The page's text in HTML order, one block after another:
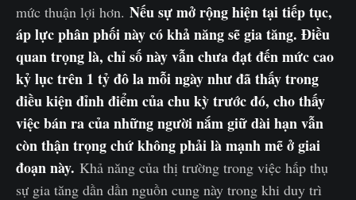
mức thuận lợi hơn. Nếu sự mở rộng hiện tại tiếp tục,
áp lực phân phối này có khả năng sẽ gia tăng. Điều
quan trọng là, chỉ số này vẫn chưa đạt đến mức cao
kỷ lục trên 1 tỷ đô la mỗi ngày như đã thấy trong
điều kiện đỉnh điểm của chu kỳ trước đó, cho thấy
việc bán ra của những người nắm giữ dài hạn vẫn
còn thận trọng chứ không phải là mạnh mẽ ở giai
đoạn này. Khả năng của thị trường trong việc hấp thụ
sự gia tăng dần dần nguồn cung này trong khi duy trì